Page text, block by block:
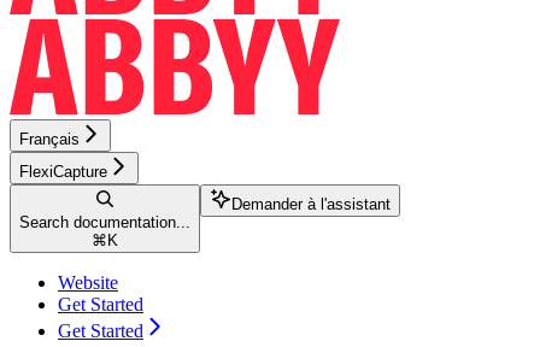
Français
FlexiCapture
Search documentation...
⌘ K
Demander à l'assistant
Website
Get Started
Get Started